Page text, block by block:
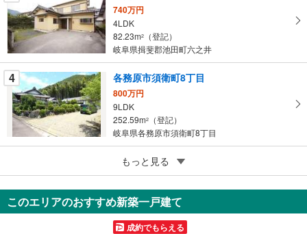
に
保
存
す
る
740万円
4LDK
82.23m2
（登記）
岐阜県揖斐郡池田町六之井
4 各務原市須衛町8丁目
800万円
9LDK
252.59m2
（登記）
岐阜県各務原市須衛町8丁目
安八郡安八町東結
3,600万円
4LDK
118.11m2（登記）
岐阜県安八郡安八町東結
もっと見る
このエリアのおすすめ新築一戸建て
成約でもらえる